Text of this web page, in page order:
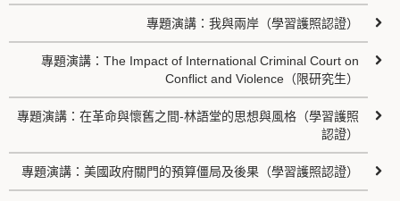
專題演講：我與兩岸（學習護照認證）
專題演講：The Impact of International Criminal Court on
Conflict and Violence（限研究生）
專題演講：在革命與懷舊之間-林語堂的思想與風格（學習護照
認證）
專題演講：美國政府關門的預算僵局及後果（學習護照認證）